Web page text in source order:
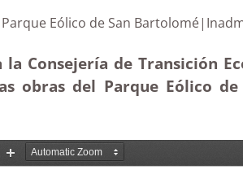
del Parque Eólico de San
Consejería de Transición
obras del Parque Eólico